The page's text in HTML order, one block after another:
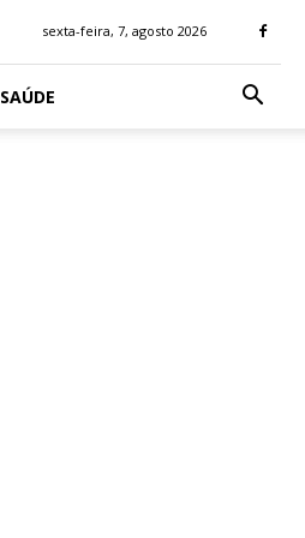
sexta-feira, 7, agosto 2026
SAÚDE